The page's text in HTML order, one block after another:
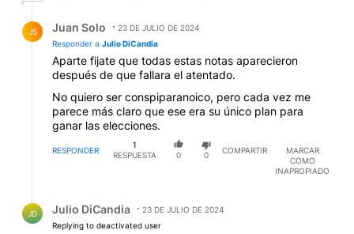
JS Juan Solo
23 DE JULIO DE 2024
Responder a Julio DiCandia
Aparte fijate que todas estas notas aparecieron
después de que fallara el atentado.
No quiero ser conspiparanoico, pero cada vez me
parece más claro que ese era su único plan para
ganar las elecciones.
RESPONDER
1
RESPUESTA
0 0
COMPARTIR
MARCAR
COMO
INAPROPIADO
JD Julio DiCandia
23 DE JULIO DE 2024
Replying to deactivated user